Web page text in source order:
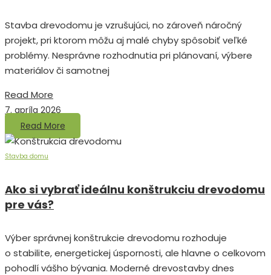
Stavba drevodomu je vzrušujúci, no zároveň náročný
projekt, pri ktorom môžu aj malé chyby spôsobiť veľké
problémy. Nesprávne rozhodnutia pri plánovaní, výbere
materiálov či samotnej
Read More
7. apríla 2026
Read More
Stavba domu
Ako si vybrať ideálnu konštrukciu drevodomu
pre vás?
Výber správnej konštrukcie drevodomu rozhoduje
o stabilite, energetickej úspornosti, ale hlavne o celkovom
pohodlí vášho bývania. Moderné drevostavby dnes